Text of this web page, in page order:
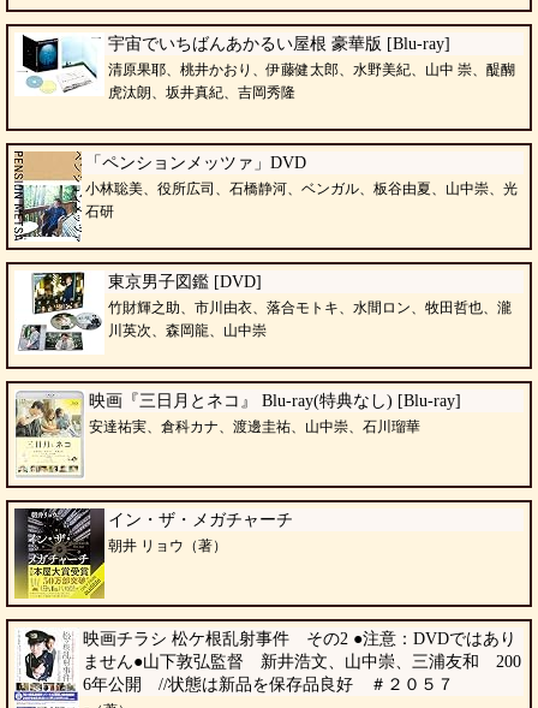
宇宙でいちばんあかるい屋根 豪華版 [Blu-ray]
清原果耶、桃井かおり、伊藤健太郎、水野美紀、山中 崇、醍醐
虎汰朗、坂井真紀、吉岡秀隆
「ペンションメッツァ」DVD
小林聡美、役所広司、石橋静河、ベンガル、板谷由夏、山中崇、光
石研
東京男子図鑑 [DVD]
竹財輝之助、市川由衣、落合モトキ、水間ロン、牧田哲也、瀧
川英次、森岡龍、山中崇
映画『三日月とネコ』 Blu-ray(特典なし) [Blu-ray]
安達祐実、倉科カナ、渡邊圭祐、山中崇、石川瑠華
イン・ザ・メガチャーチ
朝井 リョウ（著）
映画チラシ 松ケ根乱射事件 その2 ●注意：DVDではあり
ません●山下敦弘監督 新井浩文、山中崇、三浦友和 200
6年公開 //状態は新品を保存品良好 ＃２０５７